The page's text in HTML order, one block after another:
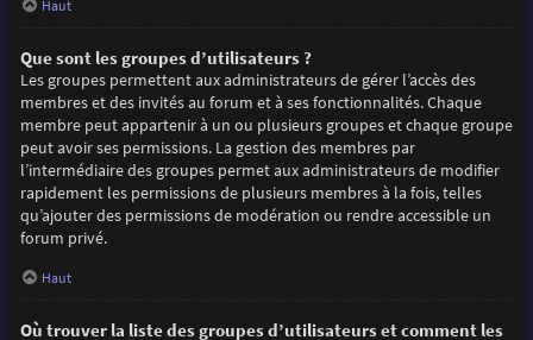
Haut
Que sont les groupes d’utilisateurs ?
Les groupes permettent aux administrateurs de gérer l’accès des
membres et des invités au forum et à ses fonctionnalités. Chaque
membre peut appartenir à un ou plusieurs groupes et chaque groupe
peut avoir ses permissions. La gestion des membres par
l’intermédiaire des groupes permet aux administrateurs de modifier
rapidement les permissions de plusieurs membres à la fois, telles
qu’ajouter des permissions de modération ou rendre accessible un
forum privé.
Haut
Où trouver la liste des groupes d’utilisateurs et comment les